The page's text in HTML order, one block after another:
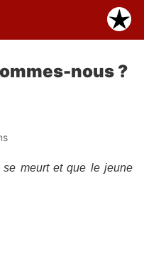
nous ?
se meurt et que le jeune